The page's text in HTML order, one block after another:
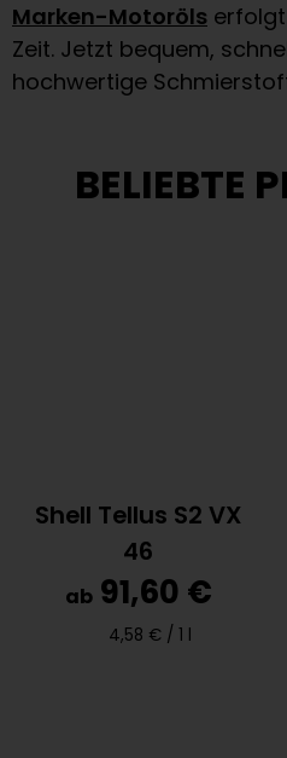
Marken-Motoröls
Zeit. Jetzt bequem,
hochwertige
BELIEBTE
Shell Tellus S2 VX
46
ab 91,60 €
4,58 € / 1 l